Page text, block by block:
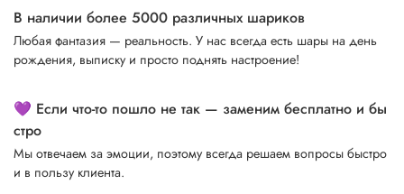
В наличии более 5000 различных шариков
Любая фантазия — реальность. У нас всегда есть шары на день
рождения, выписку и просто поднять настроение!
💜 Если что-то пошло не так — заменим бесплатно и бы
стро
Мы отвечаем за эмоции, поэтому всегда решаем вопросы быстро
и в пользу клиента.